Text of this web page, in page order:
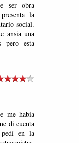
ser obra
la
social.
ansia una
pero esta
me había
di cuenta
en la